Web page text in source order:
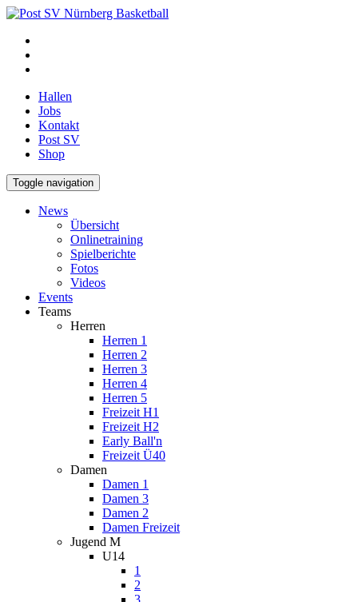
Hallen
Jobs
Kontakt
Post SV
Shop
Toggle navigation
News
Übersicht
Onlinetraining
Spielberichte
Fotos
Videos
Events
Teams
Herren
Herren 1
Herren 2
Herren 3
Herren 4
Herren 5
Freizeit H1
Freizeit H2
Early Ball'n
Freizeit Ü40
Damen
Damen 1
Damen 3
Damen 2
Damen Freizeit
Jugend M
U14
1
2
3